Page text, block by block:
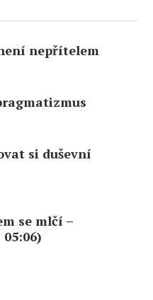
nepřítelem
si duševní
se mlčí –